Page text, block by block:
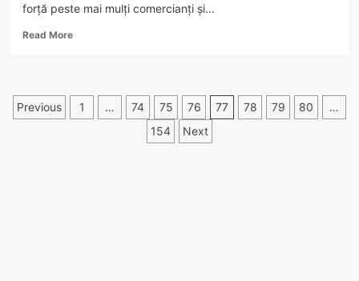
forță peste mai mulți comercianți și...
Read MoreRead
amenzi
Paginație
Previous 1 … 74 75 76 77 78 79 80
…
154
Next